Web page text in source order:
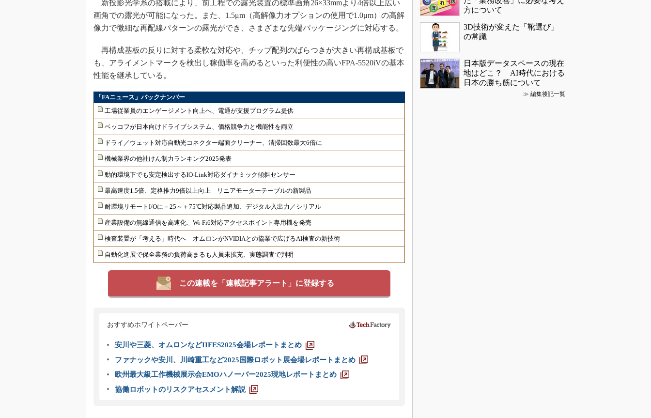
新投影光学系の搭載により、前工程での露光装置の標準画角26×33mmより4倍以上広い
画角での露光が可能になった。また、1.5μm（高解像力オプションの使用で1.0μm）の高解
像力で微細な再配線パターンの露光ができ、さまざまな先端パッケージングに対応する。
再構成基板の反りに対する柔軟な対応や、チップ配列のばらつきが大きい再構成基板で
も、アライメントマークを検出し稼働率を高めるといった利便性の高いFPA-5520iVの基本
性能を継承している。
「FAニュース」バックナンバー
工場従業員のエンゲージメント向上へ、電通が支援プログラム提供
ベッコフが日本向けドライブシステム、価格競争力と機能性を両立
ドライ／ウェット対応自動光コネクター端面クリーナー、清掃回数最大6倍に
機械業界の他社けん制力ランキング2025発表
動的環境下でも安定検出するIO-Link対応ダイナミック傾斜センサー
最高速度1.5倍、定格推力9倍以上向上 リニアモーターテーブルの新製品
耐環境リモートI/Oに－25～＋75℃対応製品追加、デジタル入出力／シリアル
産業設備の無線通信を高速化、Wi-Fi6対応アクセスポイント専用機を発売
検査装置が「考える」時代へ オムロンがNVIDIAとの協業で広げるAI検査の新技術
自動化進展で保全業務の負荷高まるも人員未拡充、実態調査で判明
この連載を「連載記事アラート」に登録する
おすすめホワイトペーパー
安川や三菱、オムロンなどIIFES2025会場レポートまとめ
ファナックや安川、川崎重工など2025国際ロボット展会場レポートまとめ
欧州最大級工作機械展示会EMOハノーバー2025現地レポートまとめ
協働ロボットのリスクアセスメント解説
方について
3D技術が変えた「靴選び」
の常識
日本版データスペースの現在
地はどこ？ AI時代における
日本の勝ち筋について
≫ 編集後記一覧